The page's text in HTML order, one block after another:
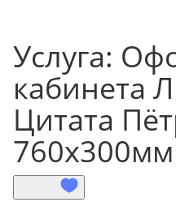
Услуга:
кабинета
Цитaта
760х300мм